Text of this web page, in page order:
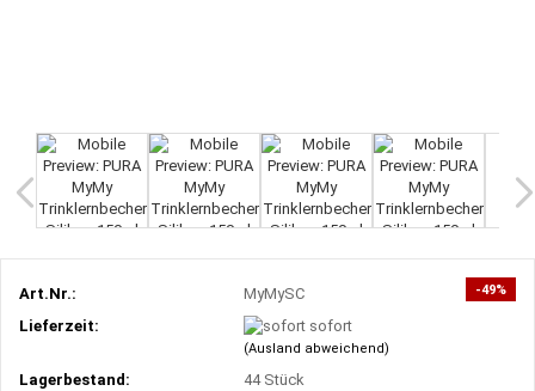
-49%
Art.Nr.:
MyMySC
Lieferzeit:
sofort
(Ausland abweichend)
Lagerbestand: 44 Stück